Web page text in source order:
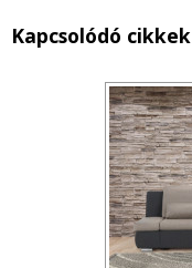
Kapcsolódó cikkek